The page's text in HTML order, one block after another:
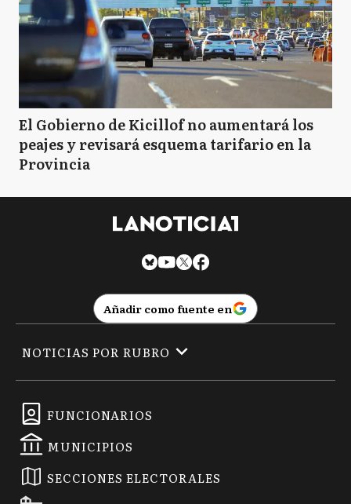
El Gobierno de Kicillof no aumentará los
peajes y revisará esquema tarifario en la
Provincia
Añadir como fuente en
FUNCIONARIOS
MUNICIPIOS
SECCIONES ELECTORALES
NOTICIAS POR RUBRO